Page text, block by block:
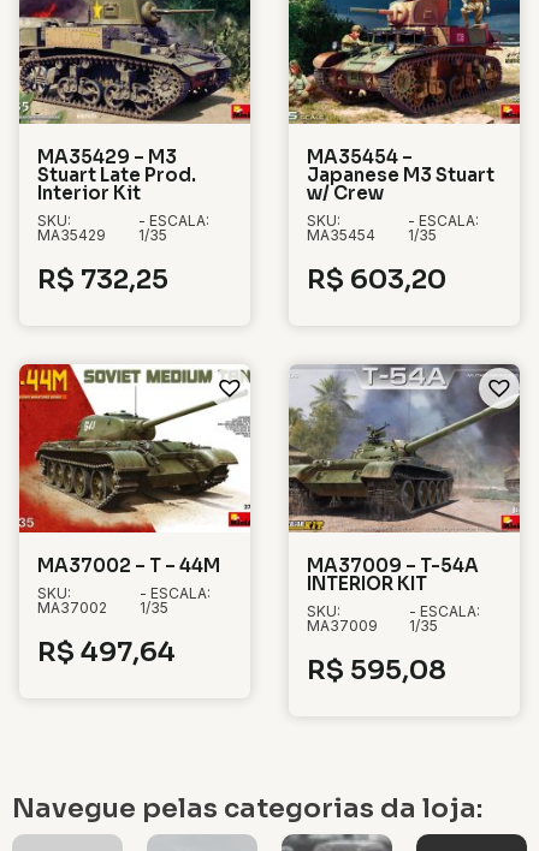
MA35429 – M3
Stuart Late Prod.
Interior Kit
SKU:
MA35429
- ESCALA:
1/35
R$ 732,25
MA35454 –
Japanese M3 Stuart
w/ Crew
SKU:
MA35454
- ESCALA:
1/35
R$ 603,20
MA37002 – T – 44M
SKU:
MA37002
- ESCALA:
1/35
R$ 497,64
MA37009 – T-54A
INTERIOR KIT
SKU:
MA37009
- ESCALA:
1/35
R$ 595,08
Navegue pelas categorias da loja: